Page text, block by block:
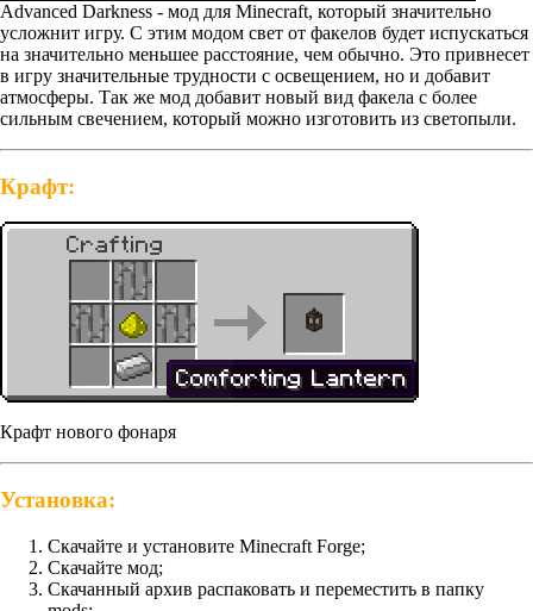
Advanced Darkness - мод для Minecraft, который значительно
усложнит игру. С этим модом свет от факелов будет испускаться
на значительно меньшее расстояние, чем обычно. Это привнесет
в игру значительные трудности с освещением, но и добавит
атмосферы. Так же мод добавит новый вид факела с более
сильным свечением, который можно изготовить из светопыли.
Крафт:
Крафт нового фонаря
Установка:
Скачайте и установите Minecraft Forge;
Скачайте мод;
Скачанный архив распаковать и переместить в папку